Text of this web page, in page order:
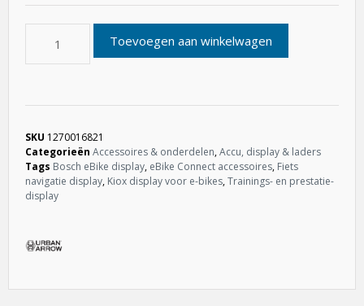
Toevoegen aan winkelwagen
SKU 1270016821
Categorieën Accessoires & onderdelen,Accu, display & laders
Tags Bosch eBike display, eBike Connect accessoires, Fiets
navigatie display, Kiox display voor e-bikes,Trainings- en prestatie-
display